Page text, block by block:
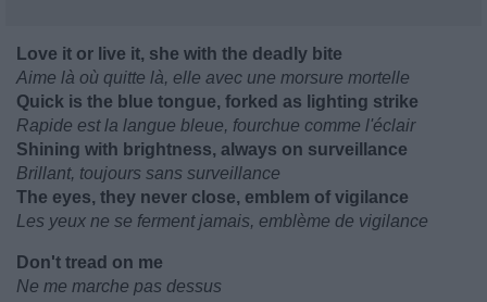
Love it or live it, she with the deadly bite
Aime là où quitte là, elle avec une morsure mortelle
Quick is the blue tongue, forked as lighting strike
Rapide est la langue bleue, fourchue comme l'éclair
Shining with brightness, always on surveillance
Brillant, toujours sans surveillance
The eyes, they never close, emblem of vigilance
Les yeux ne se ferment jamais, emblème de vigilance
Don't tread on me
Ne me marche pas dessus